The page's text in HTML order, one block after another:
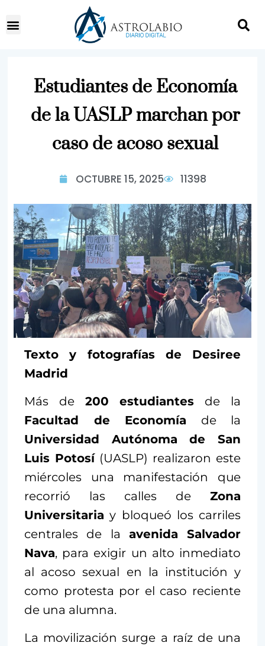
Estudiantes de Economía
de la UASLP marchan por
caso de acoso sexual
OCTUBRE 15, 2025 11398
Texto y fotografías de Desiree
Madrid
Más de 200 estudiantes de la
Facultad de Economía de la
Universidad Autónoma de San
Luis Potosí(UASLP) realizaron este
miércoles una manifestación que
recorrió las calles de Zona
Universitaria y bloqueó los carriles
centrales de la avenida Salvador
Nava, para exigir un alto inmediato
al acoso sexual en la institución y
como protesta por el caso reciente
de una alumna.
La movilización surge a raíz de una